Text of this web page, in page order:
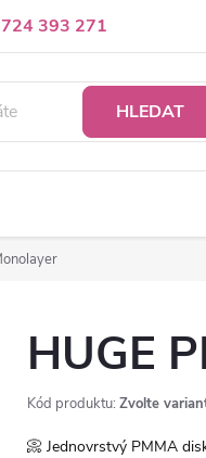
393 271
nám
HLEDAT
HUGE
Kód produktu: Zvolte
📀 Jednovrstvý PMMA